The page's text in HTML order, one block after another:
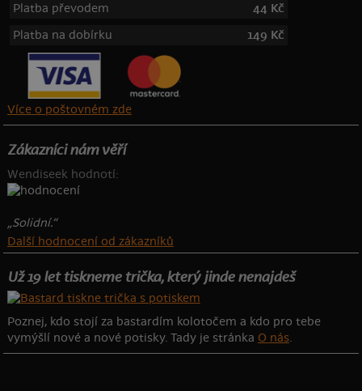
Platba převodem
44 Kč
Platba na dobírku
149 Kč
Více o poštovném zde
Zákazníci nám věří
Wendiseek hodnotí:
„Solidní.“
Další hodnocení od zákazníků
Už 19 let tiskneme trička, který jinde nenajdeš
Poznej, kdo stojí za bastardím kolotočem a kdo pro tebe
vymýšlí nové a nové potisky. Tady je stránka O nás.